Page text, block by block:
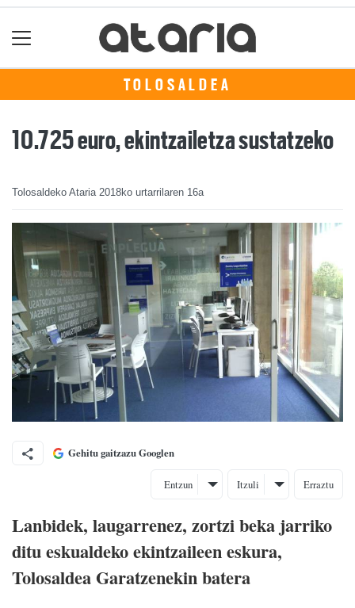
TOLOSALDEA
10.725 euro, ekintzailetza sustatzeko
Tolosaldeko Ataria 2018ko urtarrilaren 16a
Gehitu gaitzazu Googlen
Entzun Itzuli Erraztu
Lanbidek, laugarrenez, zortzi beka jarriko
ditu eskualdeko ekintzaileen eskura,
Tolosaldea Garatzenekin batera